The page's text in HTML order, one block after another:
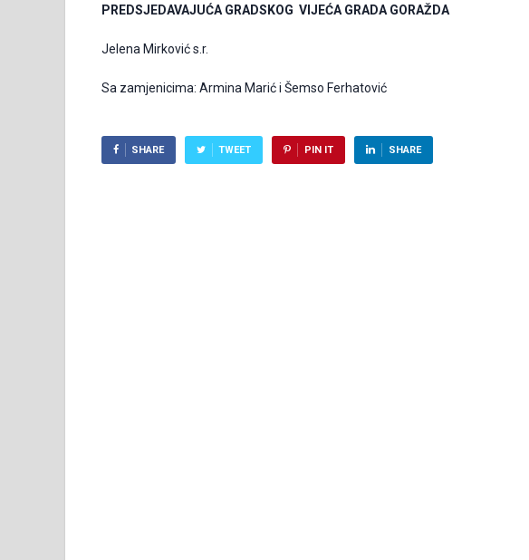
PREDSJEDAVAJUĆA GRADSKOG VIJEĆA GRADA GORAŽDA
Jelena Mirković s.r.
Sa zamjenicima: Armina Marić i Šemso Ferhatović
SHARE TWEET PIN IT SHARE